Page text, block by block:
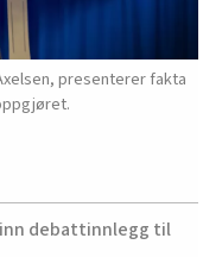
presenterer fakta
debattinnlegg til